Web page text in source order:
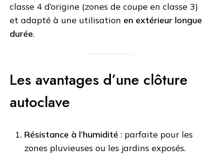
classe 4 d’origine (zones de coupe en classe 3)
et adapté à une utilisation en extérieur longue
durée.
Les avantages d’une clôture
autoclave
Résistance à l’humidité : parfaite pour les
zones pluvieuses ou les jardins exposés.